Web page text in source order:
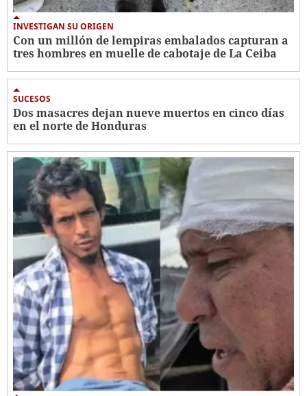
INVESTIGAN SU ORIGEN
Con un millón de lempiras embalados capturan a
tres hombres en muelle de cabotaje de La Ceiba
SUCESOS
Dos masacres dejan nueve muertos en cinco días
en el norte de Honduras